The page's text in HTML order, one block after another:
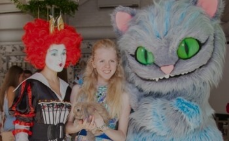
УЗНАТЬ БОЛЬШЕ
Алиса в стране чудес